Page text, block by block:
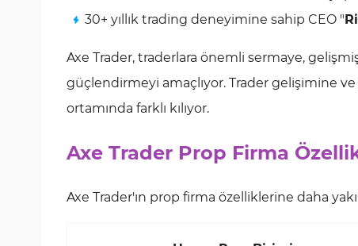
30+ yıllık trading deneyimine sahip CEO "
Axe Trader, traderlara önemli sermaye,
güçlendirmeyi amaçlıyor. Trader gelişimine
ortamında farklı kılıyor.
Axe Trader Prop Firma
Axe Trader'ın prop firma özelliklerine daha